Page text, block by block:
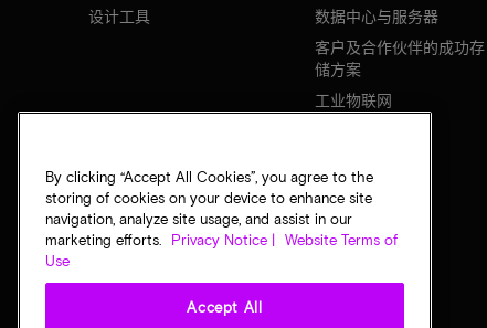
设计工具
数据中心与服务器
客户及合作伙伴的成功存
储方案
工业物联网
By clicking “Accept All Cookies”, you agree to the
storing of cookies on your device to enhance site
navigation, analyze site usage, and assist in our
marketing efforts.
Privacy Notice |
Website Terms of
Use
Accept All